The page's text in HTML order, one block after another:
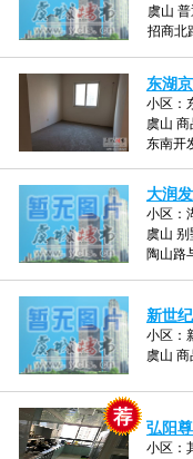
虞山
招商北
东湖
小区：
虞山
东南开
大润
小区：
虞山
陶山路
新世
小区：
虞山
弘阳
小区：